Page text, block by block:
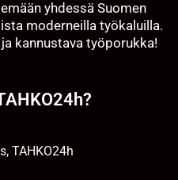
yhdessä Suomen
moderneilla työkaluilla.
kannustava työporukka!
TAHKO24h